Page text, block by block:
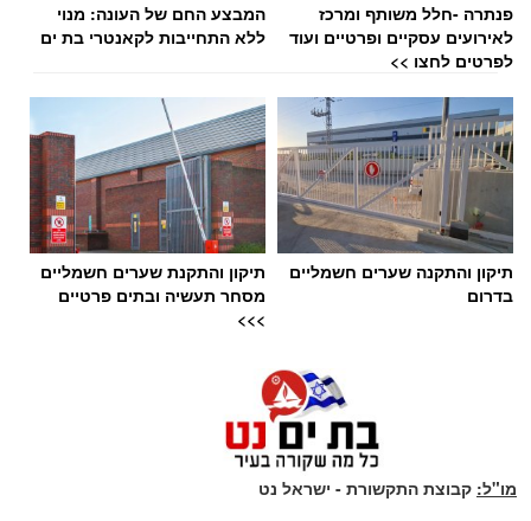
פנתרה -חלל משותף ומרכז
לאירועים עסקיים ופרטיים ועוד
לפרטים לחצו >>
המבצע החם של העונה: מנוי
ללא התחייבות לקאנטרי בת ים
תיקון והתקנה שערים חשמליים
בדרום
תיקון והתקנת שערים חשמליים
מסחר תעשיה ובתים פרטיים
>>>
מו"ל: קבוצת התקשורת - ישראל נט